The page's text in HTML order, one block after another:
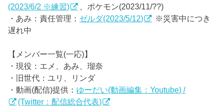
(2023/6/2 ※練習)
、ポケモン(2023/11/??)
・あみ：責任管理： ゼルダ(2023/5/12)
※災害中につき
遅れ中
【メンバー一覧(一応)】
・現役：エメ、あみ、瑠奈
・旧世代：ユリ、リンダ
・動画(配信)提供： ゆーだい(動画編集：Youtube) /
(Twitter：配信総合代表)